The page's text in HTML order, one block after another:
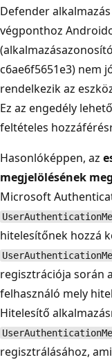
Defender
végponthoz
c6ae6f5651e3) nem
rendelkezik az
Ez az engedély
feltételes
Hasonlóképpen, az
megjelölésének
Microsoft
hitelesítőnek hozzá
regisztrációja során
felhasználó mely
Hitelesítő
regisztrálásához,